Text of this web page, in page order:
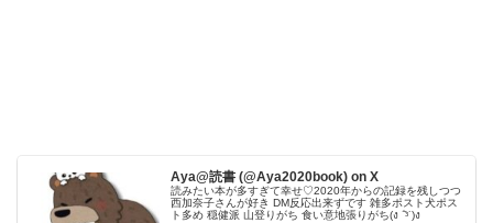
Aya@読書 (@Aya2020book) on X
読みたい本が多すぎて幸せ♡2020年からの記録を残しつつ
西加奈子さんが好き DM反応出来ずです 雑多ポスト犬ポス
ト多め 穏健派 山登りがち 食い意地張りがち(ง ˙᷅ᵌ˙)ง